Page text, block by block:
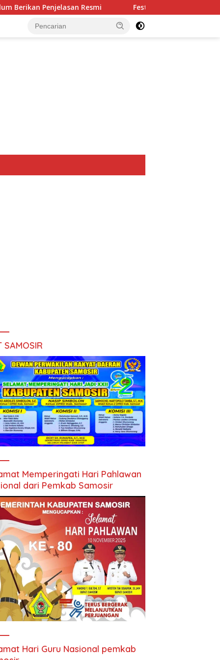
Festival Tao Toba Joujou 2026 Gelar Workshop
SAMOSIR
Memperingati Hari Pahlawan
dari Pemkab Samosir
Hari Guru Nasional pemkab